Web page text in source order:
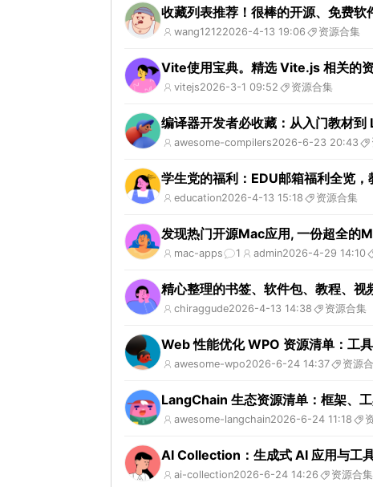
收藏列表推荐！很棒的开源、免费软
wang12122026-4-13 19:06 资源合集
Vite使用宝典。精选 Vite.js 相关的
vitejs2026-3-1 09:52 资源合集
编译器开发者必收藏：从入门教材
awesome-compilers2026-6-23 20:43
学生党的福利：EDU邮箱福利全览
education2026-4-13 15:18 资源合集
发现热门开源Mac应用, 一份超全的
mac-apps 1 admin2026-4-29 14:10
精心整理的书签、软件包、教程、
chiraggude2026-4-13 14:38 资源合集
Web 性能优化 WPO 资源清单：工
awesome-wpo2026-6-24 14:37 资源
LangChain 生态资源清单：框架、
awesome-langchain2026-6-24 11:18
AI Collection：生成式 AI 应用与工
ai-collection2026-6-24 14:26 资源合集